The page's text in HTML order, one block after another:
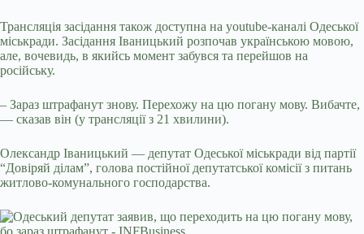
Трансляція засідання також доступна на youtube-каналі Одеської
міськради. Засідання Іваницький розпочав українською мовою,
але, вочевидь, в якийсь момент забувся та перейшов на
російську.
– Зараз штрафанут знову. Перехожу на цю погану мову. Вибачте,
— сказав він (у трансляції з 21 хвилини).
Олександр Іваницький — депутат Одеської міськради від партії
“Довіряй ділам”, голова постійної депутатської комісії з питань
житлово-комунального господарства.